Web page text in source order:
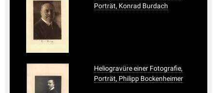
Porträt, Konrad Burdach
Heliogravüre einer Fotografie,
Porträt, Philipp Bockenheimer